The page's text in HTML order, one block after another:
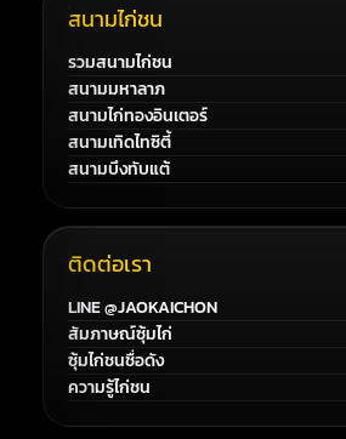
สนามไก่ชน
รวมสนามไก่ชน
สนามมหาลาภ
สนามไก่ทองอินเตอร์
สนามเทิดไทซิตี้
สนามบึงทับแต้
ติดต่อเรา
LINE @JAOKAICHON
สัมภาษณ์ซุ้มไก่
ซุ้มไก่ชนชื่อดัง
ความรู้ไก่ชน